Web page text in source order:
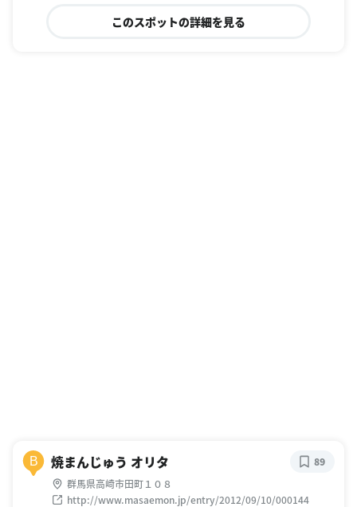
このスポットの詳細を見る
B 焼まんじゅう オリタ
群馬県高崎市田町１０８
http://www.masaemon.jp/entry/2012/09/10/000144
89